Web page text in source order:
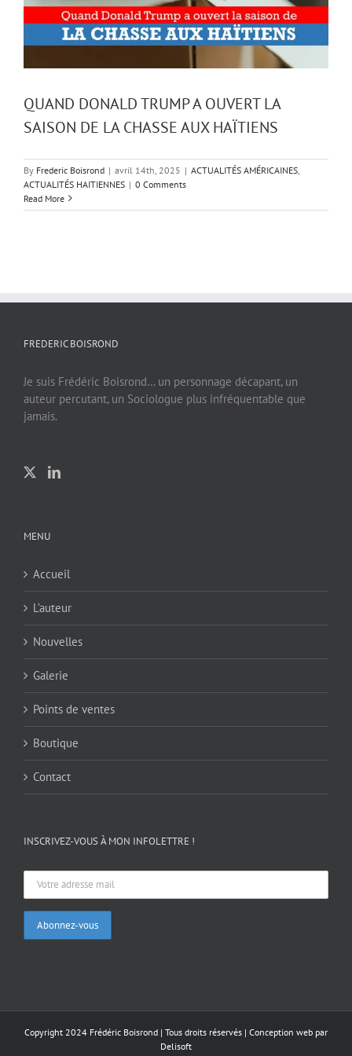
QUAND DONALD TRUMP A OUVERT LA
SAISON DE LA CHASSE AUX HAÏTIENS
By Frederic Boisrond | avril 14th, 2025 | ACTUALITÉS AMÉRICAINES
ACTUALITÉS HAITIENNES | 0 Comments
Read More
FREDERIC BOISROND
Je suis Frédéric Boisrond… un personnage décapant, un
auteur percutant, un Sociologue plus infréquentable que
jamais.
MENU
Accueil
L’auteur
Nouvelles
Galerie
Points de ventes
Boutique
Contact
INSCRIVEZ-VOUS À MON INFOLETTRE !
Copyright 2024 Frédéric Boisrond | Tous droits réservés | Conception web par
Delisoft